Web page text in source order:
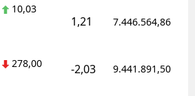
10,03
1,21 7.446.564,86
278,00 -2,03 9.441.891,50